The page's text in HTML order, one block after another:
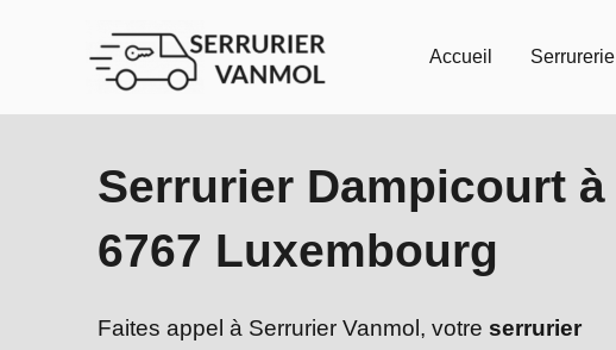
Accueil Serrurerie
Serrurier Dampicourt à
6767 Luxembourg
Faites appel à Serrurier Vanmol, votre serrurier